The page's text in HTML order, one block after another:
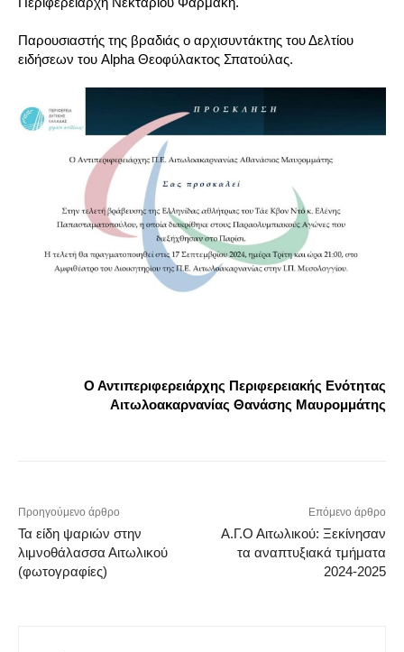
Παρουσιαστής της βραδιάς ο αρχισυντάκτης του Δελτίου
ειδήσεων του Alpha Θεοφύλακτος Σπατούλας.
Ο Αντιπεριφερειάρχης Περιφερειακής Ενότητας
Αιτωλοακαρνανίας Θανάσης Μαυρομμάτης
Προηγούμενο άρθρο
Τα είδη ψαριών στην
λιμνοθάλασσα Αιτωλικού
(φωτογραφίες)
Επόμενο άρθρο
Α.Γ.Ο Αιτωλικού: Ξεκίνησαν
τα αναπτυξιακά τμήματα
2024-2025